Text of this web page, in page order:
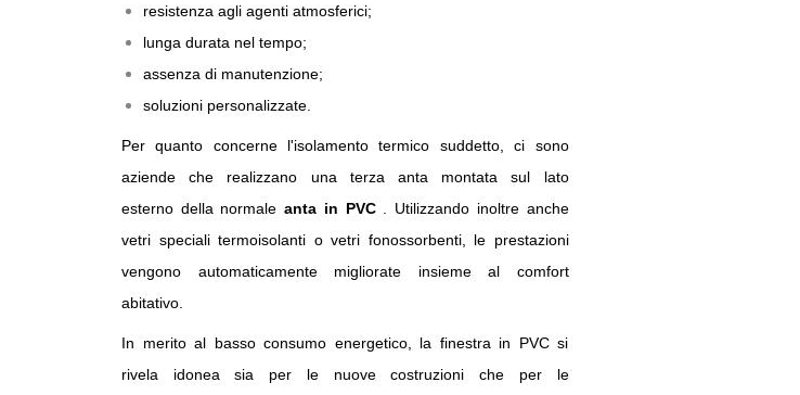
resistenza agli agenti atmosferici;
lunga durata nel tempo;
assenza di manutenzione;
soluzioni personalizzate.
Per quanto concerne l'isolamento termico suddetto, ci sono
aziende che realizzano una terza anta montata sul lato
esterno della normaleanta in PVC
. Utilizzando inoltre anche
vetri speciali termoisolanti o vetri fonossorbenti, le prestazioni
vengono automaticamente migliorate insieme al comfort
abitativo.
In merito al basso consumo energetico, la finestra in PVC si
rivela idonea sia per le nuove costruzioni che per le